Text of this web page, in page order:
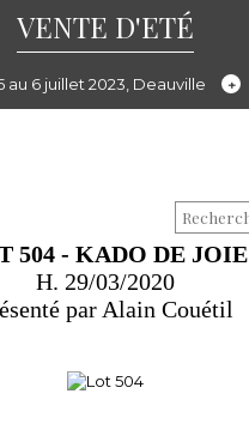
VENTE D'ETÉ
au 6 juillet 2023, Deauville
504 - KADO DE JOIE
H. 29/03/2020
par Alain Couétil